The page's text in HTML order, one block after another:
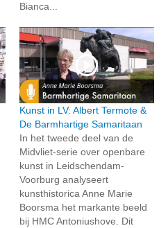
Bianca...
Kunst in LV: Albert Termote &
De Barmhartige Samaritaan
In het tweede deel van de
Midvliet-serie over openbare
kunst in Leidschendam-
Voorburg analyseert
kunsthistorica Anne Marie
Boorsma het markante beeld
bij HMC Antoniushove. Dit